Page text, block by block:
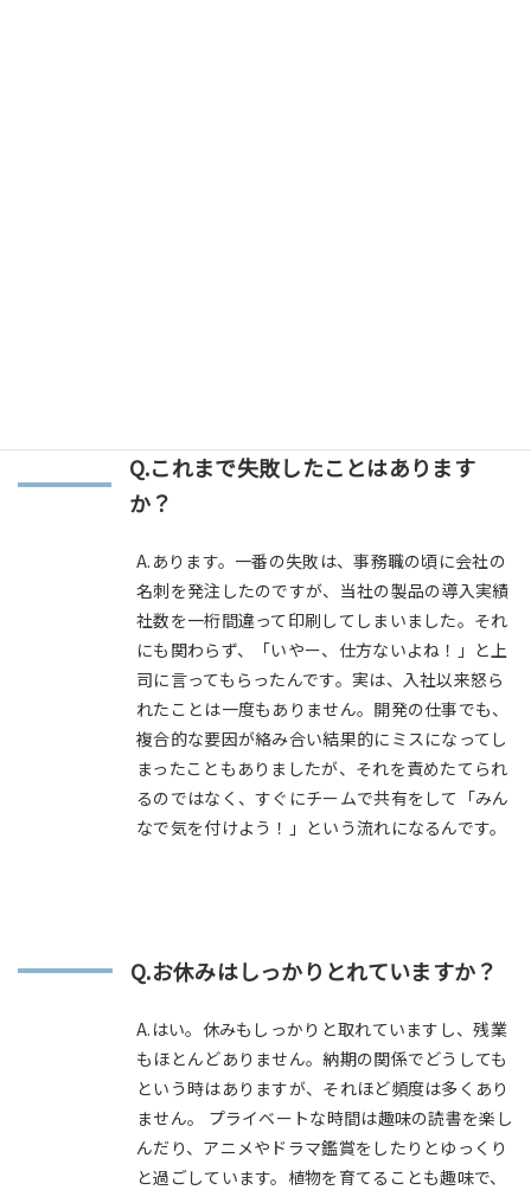
Q.これまで失敗したことはあります
か？
A.あります。一番の失敗は、事務職の頃に会社の
名刺を発注したのですが、当社の製品の導入実績
社数を一桁間違って印刷してしまいました。それ
にも関わらず、「いやー、仕方ないよね！」と上
司に言ってもらったんです。実は、入社以来怒ら
れたことは一度もありません。開発の仕事でも、
複合的な要因が絡み合い結果的にミスになってし
まったこともありましたが、それを責めたてられ
るのではなく、すぐにチームで共有をして「みん
なで気を付けよう！」という流れになるんです。
Q.お休みはしっかりとれていますか？
A.はい。休みもしっかりと取れていますし、残業
もほとんどありません。納期の関係でどうしても
という時はありますが、それほど頻度は多くあり
ません。 プライベートな時間は趣味の読書を楽し
んだり、アニメやドラマ鑑賞をしたりとゆっくり
と過ごしています。植物を育てることも趣味で、